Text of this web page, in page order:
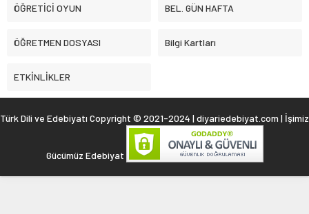
ÖĞRETİCİ OYUN BEL. GÜN HAFTA
ÖĞRETMEN DOSYASI Bilgi Kartları
ETKİNLİKLER
Türk Dili ve Edebiyatı Copyright © 2021-2024 | diyariedebiyat.com | İşimiz
Gücümüz Edebiyat